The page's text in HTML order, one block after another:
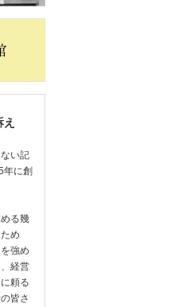
い記
年に創
る幾
め
強め
経営
頼る
皆さ